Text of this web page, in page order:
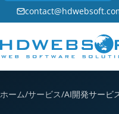
ホーム/サービス/AI開発サービ